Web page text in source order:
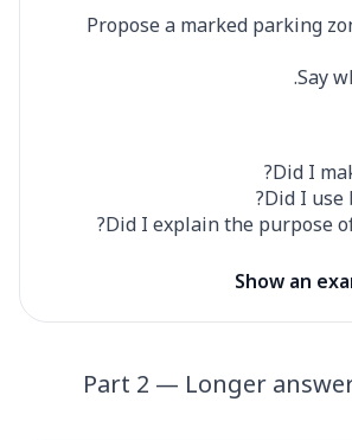
Propose a marked parking
Say
Did I
Did I use
Did I explain the purpose
Show an
Part 2 — Longer